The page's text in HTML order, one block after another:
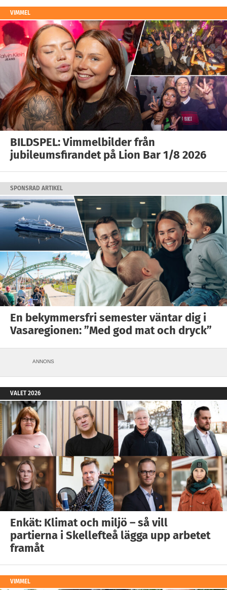
VIMMEL
BILDSPEL: Vimmelbilder från
jubileumsfirandet på Lion Bar 1/8 2026
SPONSRAD ARTIKEL
En bekymmersfri semester väntar dig i
Vasaregionen: ”Med god mat och dryck”
ANNONS
VALET 2026
Enkät: Klimat och miljö – så vill
partierna i Skellefteå lägga upp arbetet
framåt
VIMMEL